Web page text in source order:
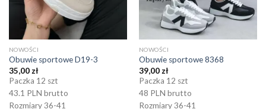
NOWOŚCI
Obuwie sportowe D19-3
35,00 zł
Paczka 12 szt
43.1 PLN brutto
Rozmiary 36-41
NOWOŚCI
Obuwie sportowe 8368
39,00 zł
Paczka 12 szt
48 PLN brutto
Rozmiary 36-41